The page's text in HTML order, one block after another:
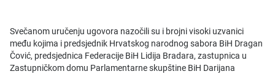
Svečanom uručenju ugovora nazočili su i brojni visoki uzvanici
među kojima i predsjednik Hrvatskog narodnog sabora BiH Dragan
Čović, predsjednica Federacije BiH Lidija Bradara, zastupnica u
Zastupničkom domu Parlamentarne skupštine BiH Darijana